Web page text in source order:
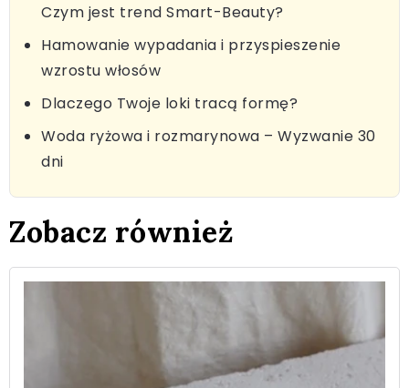
Czym jest trend Smart-Beauty?
Hamowanie wypadania i przyspieszenie
wzrostu włosów
Dlaczego Twoje loki tracą formę?
Woda ryżowa i rozmarynowa – Wyzwanie 30
dni
Zobacz również